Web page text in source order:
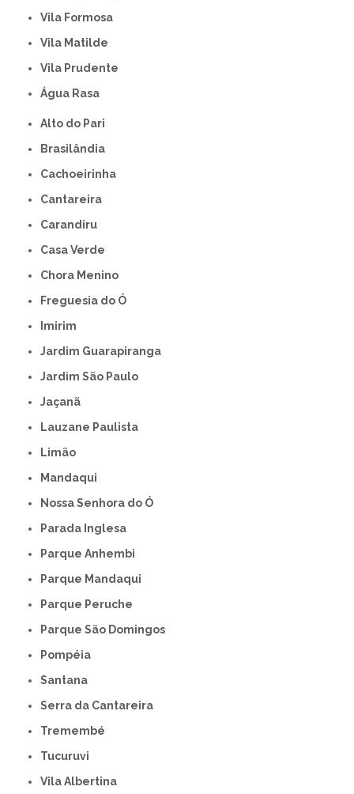
Vila Formosa
Vila Matilde
Vila Prudente
Água Rasa
Alto do Pari
Brasilândia
Cachoeirinha
Cantareira
Carandiru
Casa Verde
Chora Menino
Freguesia do Ó
Imirim
Jardim Guarapiranga
Jardim São Paulo
Jaçanã
Lauzane Paulista
Limão
Mandaqui
Nossa Senhora do Ó
Parada Inglesa
Parque Anhembi
Parque Mandaqui
Parque Peruche
Parque São Domingos
Pompéia
Santana
Serra da Cantareira
Tremembé
Tucuruvi
Vila Albertina